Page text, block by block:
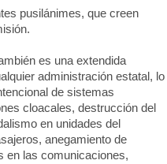
pusilánimes, que creen
es una extendida
administración estatal, lo
de sistemas
cloacales, destrucción del
en unidades del
anegamiento de
en las comunicaciones,